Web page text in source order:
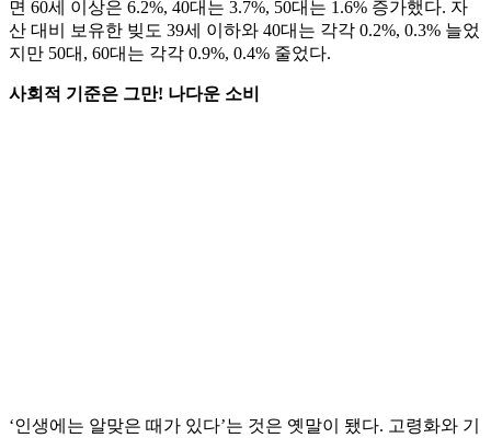
면 60세 이상은 6.2%, 40대는 3.7%, 50대는 1.6% 증가했다. 자
산 대비 보유한 빚도 39세 이하와 40대는 각각 0.2%, 0.3% 늘었
지만 50대, 60대는 각각 0.9%, 0.4% 줄었다.
사회적 기준은 그만! 나다운 소비
‘인생에는 알맞은 때가 있다’는 것은 옛말이 됐다. 고령화와 기